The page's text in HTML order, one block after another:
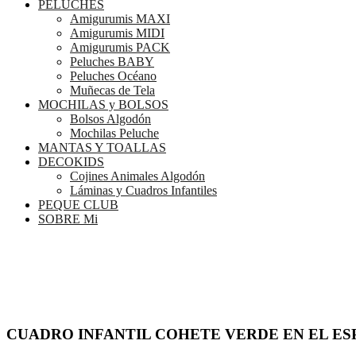
PELUCHES
Amigurumis MAXI
Amigurumis MIDI
Amigurumis PACK
Peluches BABY
Peluches Océano
Muñecas de Tela
MOCHILAS y BOLSOS
Bolsos Algodón
Mochilas Peluche
MANTAS Y TOALLAS
DECOKIDS
Cojines Animales Algodón
Láminas y Cuadros Infantiles
PEQUE CLUB
SOBRE Mi
CUADRO INFANTIL COHETE VERDE EN EL